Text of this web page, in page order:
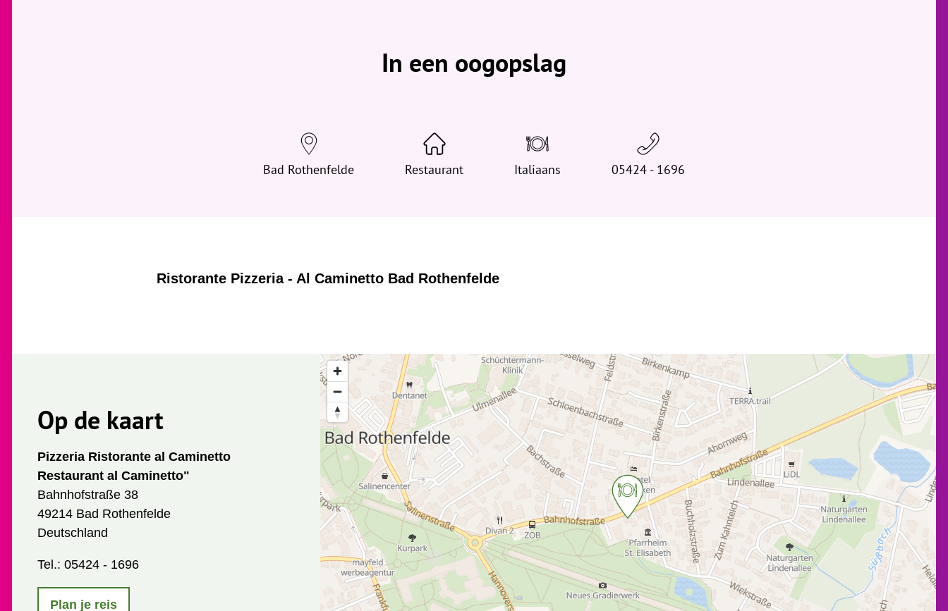
h
In een oogopslag
Bad Rothenfelde Restaurant Italiaans 05424 - 1696
Ristorante Pizzeria - Al Caminetto Bad Rothenfelde
Op de kaart
Pizzeria Ristorante al Caminetto
Restaurant al Caminetto"
Bahnhofstraße 38
49214 Bad Rothenfelde
Deutschland
Tel.: 05424 - 1696
Plan je reis